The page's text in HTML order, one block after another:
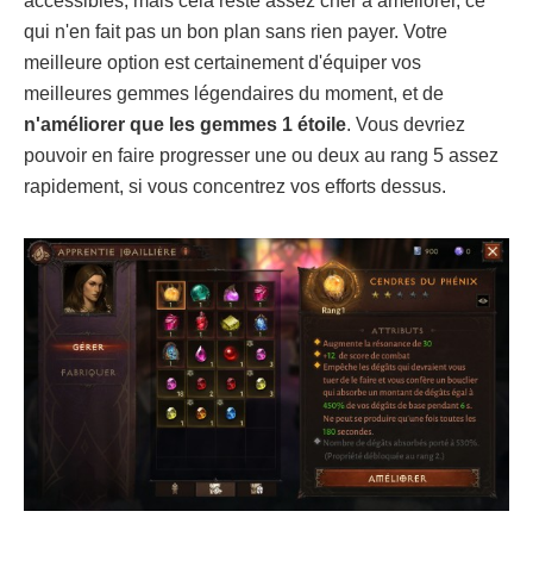
qui n'en fait pas un bon plan sans rien payer. Votre
meilleure option est certainement d'équiper vos
meilleures gemmes légendaires du moment, et de
n'améliorer que les gemmes 1 étoile. Vous devriez
pouvoir en faire progresser une ou deux au rang 5 assez
rapidement, si vous concentrez vos efforts dessus.